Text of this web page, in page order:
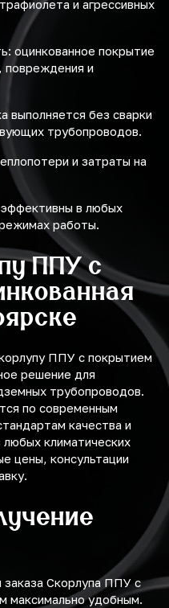
и агрессивных
оцинкованное покрытие
и
выполняется без сварки
трубопроводов.
и затраты на
эффективны в любых
работы.
ППУ с
ППУ с покрытием
решение для
трубопроводов.
по современным
качества и
климатических
цены, консультации
Скорлупа ППУ с
максимально удобным.